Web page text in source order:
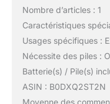
Nombre d’articles : 1
Caractéristiques
Usages spécifiques :
Nécessite des piles :
Batterie(s) / Pile(s)
ASIN : B0DXQ2ST2N
Moyenne des